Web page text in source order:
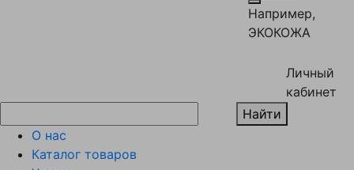
Например,
ЭКОКОЖА
Личный
кабинет
Найти
О нас
Каталог товаров